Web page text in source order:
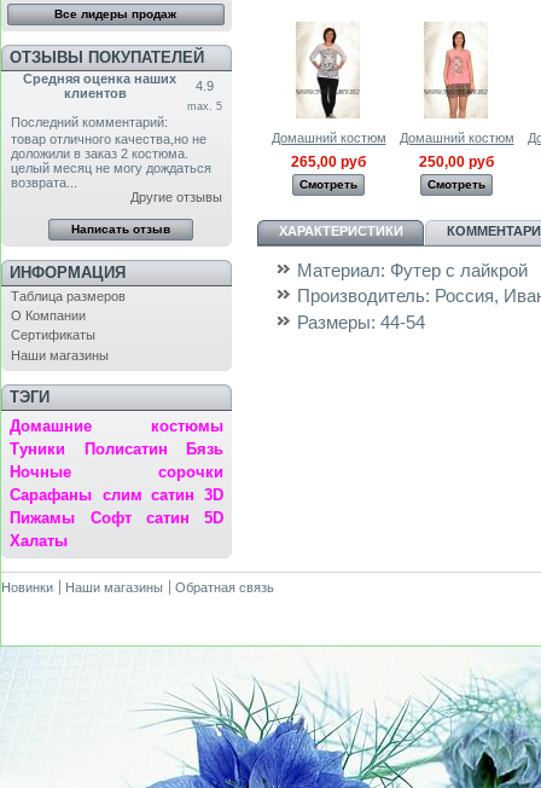
Все лидеры продаж
ОТЗЫВЫ ПОКУПАТЕЛЕЙ
Средняя оценка наших
клиентов
4.9
max. 5
Последний комментарий:
товар отличного качества,но не
доложили в заказ 2 костюма.
целый месяц не могу дождаться
возврата...
Другие отзывы
ИНФОРМАЦИЯ
Таблица размеров
О Компании
Сертификаты
Наши магазины
ТЭГИ
Домашние костюмы
Туники
Полисатин
Бязь
Ночные сорочки
Сарафаны
слим сатин 3D
Пижамы
Софт сатин 5D
Халаты
Домашний костюм
265,00 руб
Смотреть
Домашний костюм
250,00 руб
Смотреть
ХАРАКТЕРИСТИКИ
Материал: Футер с лайкрой
Производитель: Россия,
Размеры: 44-54
Новинки Наши магазины Обратная связь